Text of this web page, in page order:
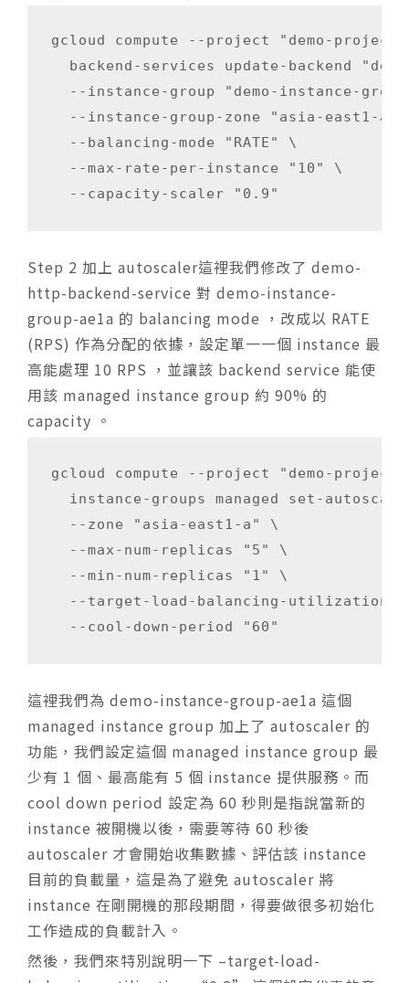
gcloud compute --project "demo-
backend-services update-backend
--instance-group "demo-instance-
--instance-group-zone "asia-east1-a"
  --balancing-mode "RATE" \
  --max-rate-per-instance "10" \
  --capacity-scaler "0.9"
Step 2 加上 autoscaler這裡我們修改了 demo-
http-backend-service 對 demo-instance-
group-ae1a 的 balancing mode ，改成以 RATE
(RPS) 作為分配的依據，設定單一一個 instance 最
高能處理 10 RPS ，並讓該 backend service 能使
用該 managed instance group 約 90% 的
capacity 。
gcloud compute --project "demo-
instance-groups managed set-
  --zone "asia-east1-a" \
  --max-num-replicas "5" \
  --min-num-replicas "1" \
--target-load-balancing-utilization
這裡我們為 demo-instance-group-ae1a 這個
managed instance group 加上了 autoscaler 的
功能，我們設定這個 managed instance group 最
少有 1 個、最高能有 5 個 instance 提供服務。而
cool down period 設定為 60 秒則是指說當新的
instance 被開機以後，需要等待 60 秒後
autoscaler 才會開始收集數據、評估該 instance
目前的負載量，這是為了避免 autoscaler 將
instance 在剛開機的那段期間，得要做很多初始化
工作造成的負載計入。
然後，我們來特別說明一下 –target-load-